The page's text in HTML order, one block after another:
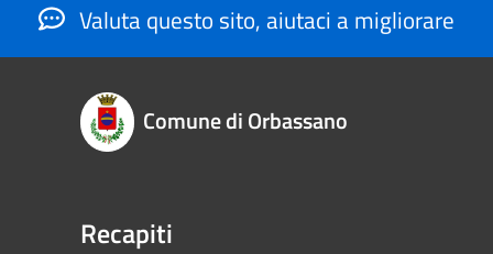
Valuta questo sito, aiutaci a migliorare
Comune di Orbassano
Recapiti